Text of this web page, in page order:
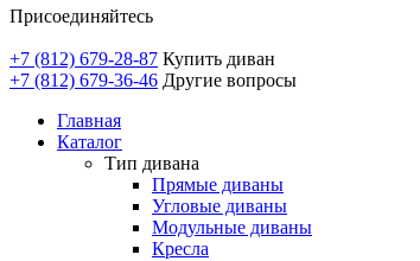
Присоединяйтесь
+7 (812) 679-28-87 Купить диван
+7 (812) 679-36-46 Другие вопросы
Главная
Каталог
Тип дивана
Прямые диваны
Угловые диваны
Модульные диваны
Кресла